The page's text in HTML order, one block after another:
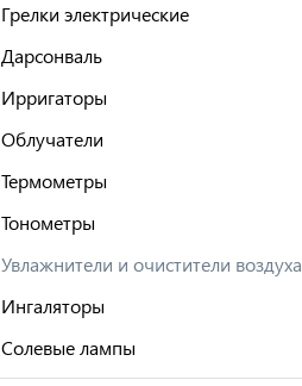
Грелки электрические
Дарсонваль
Ирригаторы
Облучатели
Термометры
Тонометры
Увлажнители и очистители воздуха
Ингаляторы
Солевые лампы